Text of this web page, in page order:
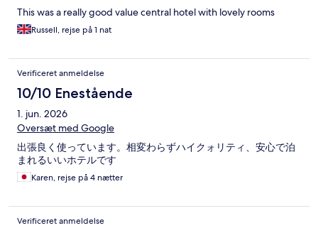
This was a really good value central hotel with lovely rooms
Russell, rejse på 1 nat
Verificeret anmeldelse
10/10 Enestående
1. jun. 2026
Oversæt med Google
出張良く使っています。相変わらずハイクォリティ、安心で泊
まれるいいホテルです
Karen, rejse på 4 nætter
Verificeret anmeldelse